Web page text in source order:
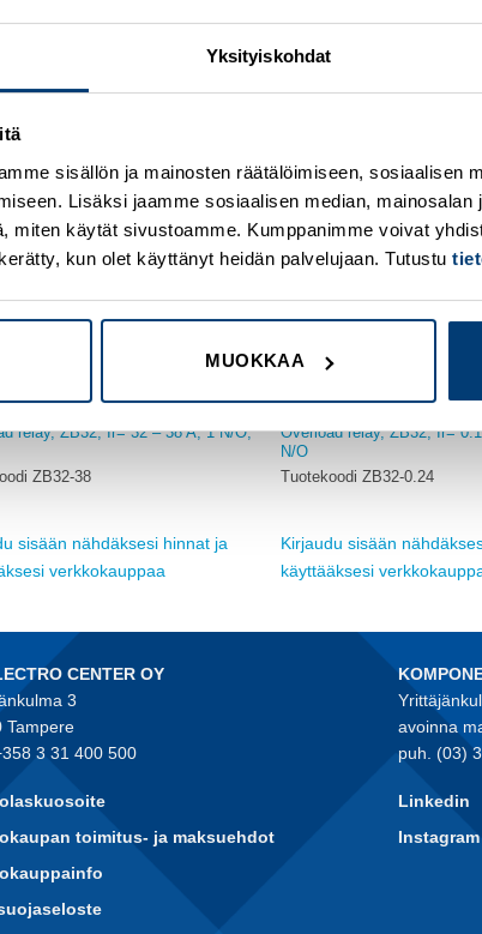
Yksityiskohdat
sisällön ja mainosten räätälöimiseen, sosiaalisen
Lisäksi jaamme sosiaalisen median, mainosalan
miten käytät sivustoamme. Kumppanimme voivat
kun olet käyttänyt heidän palvelujaan. Tutustu
MUOKKAA
wishlist
relay, ZB32, Ir= 32 – 38 A, 1 N/O,
ZB32-38
sisään nähdäksesi hinnat ja
verkkokauppaa
Overload relay, ZB32, Ir=
N/O
Tuotekoodi ZB32-0.24
Kirjaudu sisään
käyttääksesi
CENTER OY
3
Tampere
3 31 400 500
toimitus- ja maksuehdot
avoinna
puh. (03)
Linkedin
Instagram